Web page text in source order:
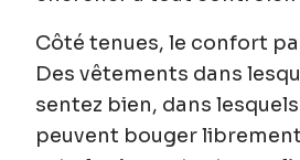
Côté tenues, le confort
Des vêtements dans
sentez bien, dans
peuvent bouger